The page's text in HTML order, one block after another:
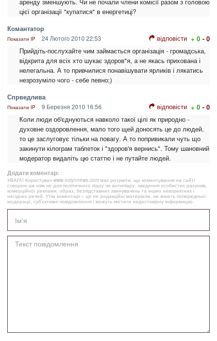
аренду зменшують. Чи не почали члени комісії разом з головою
цієї організації "купатися" в енергетиці?
Комантатор
Показати IP 24 Лютого 2010 22:53 відповісти + 0 - 0
Прийдіть-послухайте чим займається організація - громадська,
відкрита для всіх хто шукає здоров"я, а не якась прихована і
нелегальна. А то привчилися понавішувати ярликів і лякатись
незрозуміло чого - себе певно;)
Спрведлива
Показати IP 9 Березня 2010 16:56 відповісти + 0 - 0
Коли люди об'єднуються навколо такої цілі як природно -
духовне оздоровлення, мало того щей доносять це до людей,
то це заслуговує тільки на повагу. А то попривикали чуть що
закинути кілограм таблеток і "здоров'я вернись". Тому шановний
модератор видаліть цю статтю і не путайте людей.
Додати коментар:
УВАГА! Користувач www.volynnews.com має розуміти, що коментування на сайті
створені аж ніяк не для політичного піару чи антипіару, зведення особистих рахунків,
комерційної реклами, образ, безпідставних звинувачень та інших некоректних і
негідних речей. Утім коментарі – це не редакційні матеріали, не мають попередньої
модерації, суб’єктивні повідомлення і можуть містити недостовірну інформацію.